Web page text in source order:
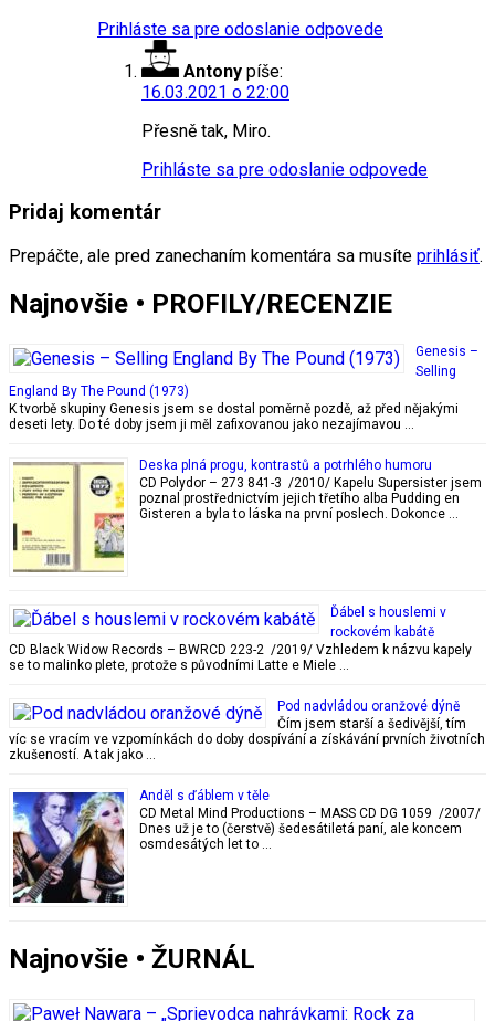
Prihláste sa pre odoslanie odpovede
Antony píše:
16.03.2021 o 22:00
Přesně tak, Miro.
Prihláste sa pre odoslanie odpovede
Pridaj komentár
Prepáčte, ale pred zanechaním komentára sa musíte prihlásiť.
Najnovšie • PROFILY/RECENZIE
Genesis –
Selling
England By The Pound (1973)
K tvorbě skupiny Genesis jsem se dostal poměrně pozdě, až před nějakými
deseti lety. Do té doby jsem ji měl zafixovanou jako nezajímavou …
Deska plná progu, kontrastů a potrhlého humoru
CD Polydor – 273 841-3 /2010/ Kapelu Supersister jsem
poznal prostřednictvím jejich třetího alba Pudding en
Gisteren a byla to láska na první poslech. Dokonce …
Ďábel s houslemi v
rockovém kabátě
CD Black Widow Records – BWRCD 223-2 /2019/ Vzhledem k názvu kapely
se to malinko plete, protože s původními Latte e Miele …
Pod nadvládou oranžové dýně
Čím jsem starší a šedivější, tím
víc se vracím ve vzpomínkách do doby dospívání a získávání prvních životních
zkušeností. A tak jako …
Anděl s ďáblem v těle
CD Metal Mind Productions – MASS CD DG 1059 /2007/
Dnes už je to (čerstvě) šedesátiletá paní, ale koncem
osmdesátých let to …
Najnovšie • ŽURNÁL